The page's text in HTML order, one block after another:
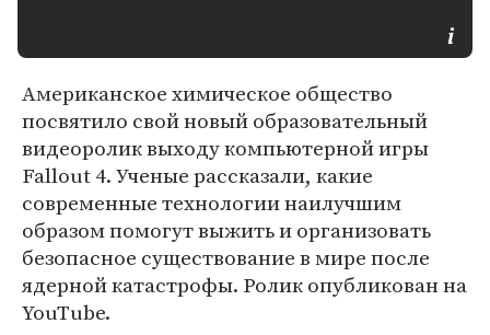
Американское химическое общество
посвятило свой новый образовательный
видеоролик выходу компьютерной игры
Fallout 4. Ученые рассказали, какие
современные технологии наилучшим
образом помогут выжить и организовать
безопасное существование в мире после
ядерной катастрофы. Ролик опубликован на
YouTube.